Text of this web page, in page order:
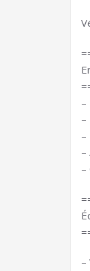
–
–
–
–
–
–